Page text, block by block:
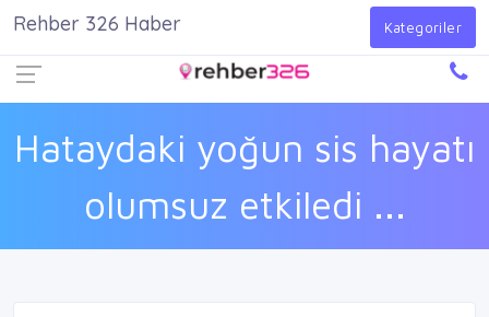
Giriş Yap
Hataydaki yoğun sis hayatı
olumsuz etkiledi ...
Rehber 326 Haber Kategoriler